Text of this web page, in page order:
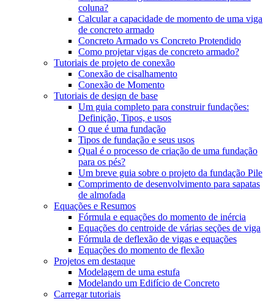
coluna?
Calcular a capacidade de momento de uma viga
de concreto armado
Concreto Armado vs Concreto Protendido
Como projetar vigas de concreto armado?
Tutoriais de projeto de conexão
Conexão de cisalhamento
Conexão de Momento
Tutoriais de design de base
Um guia completo para construir fundações:
Definição, Tipos, e usos
O que é uma fundação
Tipos de fundação e seus usos
Qual é o processo de criação de uma fundação
para os pés?
Um breve guia sobre o projeto da fundação Pile
Comprimento de desenvolvimento para sapatas
de almofada
Equações e Resumos
Fórmula e equações do momento de inércia
Equações do centroide de várias seções de viga
Fórmula de deflexão de vigas e equações
Equações do momento de flexão
Projetos em destaque
Modelagem de uma estufa
Modelando um Edifício de Concreto
Carregar tutoriais